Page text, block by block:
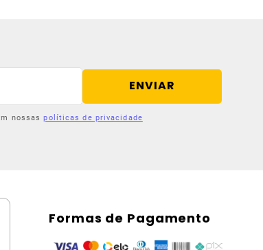
ENVIAR
nossas políticas de privacidade
Formas de Pagamento